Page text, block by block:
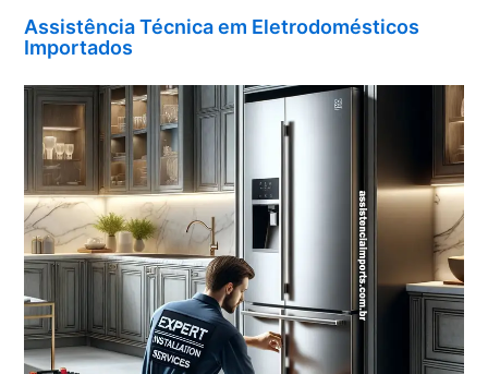
Assistência Técnica em Eletrodomésticos
Importados